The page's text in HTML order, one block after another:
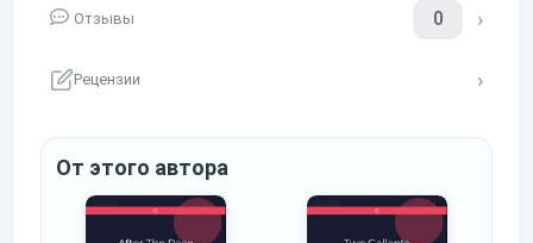
Отзывы 0
Рецензии
От этого автора